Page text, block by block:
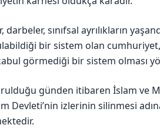
darbeler, sınıfsal ayrılıkların
bir sistem olan
görmediği bir sistem olması
günden itibaren İslam ve
Devleti’nin izlerinin silinmesi